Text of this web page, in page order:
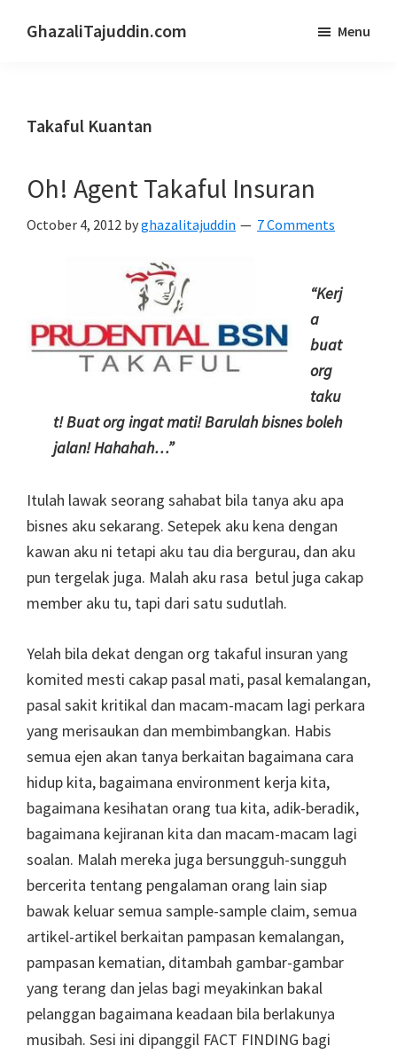
GhazaliTajuddin.com Menu
Takaful Kuantan
Oh! Agent Takaful Insuran
October 4, 2012 byghazalitajuddin 7 Comments
“Kerj
a
buat
org
taku
t! Buat org ingat mati! Barulah bisnes boleh
jalan! Hahahah…”
Itulah lawak seorang sahabat bila tanya aku apa
bisnes aku sekarang. Setepek aku kena dengan
kawan aku ni tetapi aku tau dia bergurau, dan aku
pun tergelak juga. Malah aku rasa betul juga cakap
member aku tu, tapi dari satu sudutlah.
Yelah bila dekat dengan org takaful insuran yang
komited mesti cakap pasal mati, pasal kemalangan,
pasal sakit kritikal dan macam-macam lagi perkara
yang merisaukan dan membimbangkan. Habis
semua ejen akan tanya berkaitan bagaimana cara
hidup kita, bagaimana environment kerja kita,
bagaimana kesihatan orang tua kita, adik-beradik,
bagaimana kejiranan kita dan macam-macam lagi
soalan. Malah mereka juga bersungguh-sungguh
bercerita tentang pengalaman orang lain siap
bawak keluar semua sample-sample claim, semua
artikel-artikel berkaitan pampasan kemalangan,
pampasan kematian, ditambah gambar-gambar
yang terang dan jelas bagi meyakinkan bakal
pelanggan bagaimana keadaan bila berlakunya
musibah. Sesi ini dipanggil FACT FINDING bagi